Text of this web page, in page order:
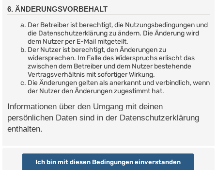
6. ÄNDERUNGSVORBEHALT
Der Betreiber ist berechtigt, die Nutzungsbedingungen und
die Datenschutzerklärung zu ändern. Die Änderung wird
dem Nutzer per E-Mail mitgeteilt.
Der Nutzer ist berechtigt, den Änderungen zu
widersprechen. Im Falle des Widerspruchs erlischt das
zwischen dem Betreiber und dem Nutzer bestehende
Vertragsverhältnis mit sofortiger Wirkung.
Die Änderungen gelten als anerkannt und verbindlich, wenn
der Nutzer den Änderungen zugestimmt hat.
Informationen über den Umgang mit deinen
persönlichen Daten sind in der Datenschutzerklärung
enthalten.